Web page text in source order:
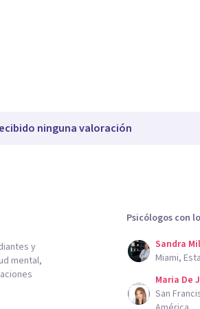
ninguna valoración
y
mental,
Psicólogos con
Sandra
Miami,
Maria De
San